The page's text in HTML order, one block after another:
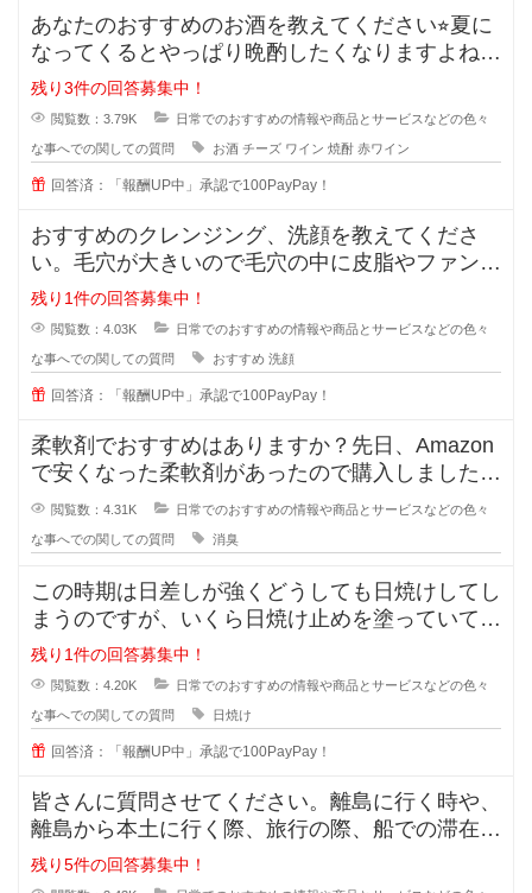
あなたのおすすめのお酒を教えてください⭐︎夏に
なってくるとやっぱり晩酌したくなりますよね。
でも糖質などが気
残り3件の回答募集中！
閲覧数：3.79K 日常でのおすすめの情報や商品とサービスなどの色々
な事へでの関しての質問 お酒 チーズ ワイン 焼酎 赤ワイン
回答済：「報酬UP中」承認で100PayPay！
おすすめのクレンジング、洗顔を教えてくださ
い。毛穴が大きいので毛穴の中に皮脂やファンデ
ーションが残りやすいです。
残り1件の回答募集中！
閲覧数：4.03K 日常でのおすすめの情報や商品とサービスなどの色々
な事へでの関しての質問 おすすめ 洗顔
回答済：「報酬UP中」承認で100PayPay！
柔軟剤でおすすめはありますか？先日、Amazon
で安くなった柔軟剤があったので購入しました
が、苦手な匂いでした。
閲覧数：4.31K 日常でのおすすめの情報や商品とサービスなどの色々
な事へでの関しての質問 消臭
この時期は日差しが強くどうしても日焼けしてし
まうのですが、いくら日焼け止めを塗っていても
半袖のあとはできてしまいます。
残り1件の回答募集中！
閲覧数：4.20K 日常でのおすすめの情報や商品とサービスなどの色々
な事へでの関しての質問 日焼け
回答済：「報酬UP中」承認で100PayPay！
皆さんに質問させてください。離島に行く時や、
離島から本土に行く際、旅行の際、船での滞在時
間が3時間ほどと長い場合、小さい
残り5件の回答募集中！